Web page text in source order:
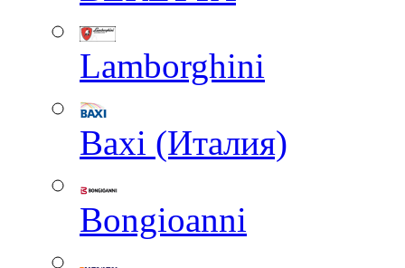
Lamborghini
Baxi (Италия)
Вongioanni